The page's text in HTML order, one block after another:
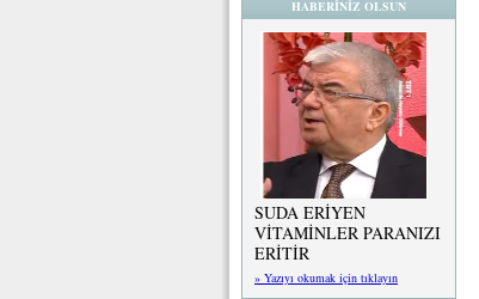
HABERİNİZ OLSUN
SUDA ERİYEN
VİTAMİNLER PARANIZI
ERİTİR
» Yazıyı okumak için tıklayın